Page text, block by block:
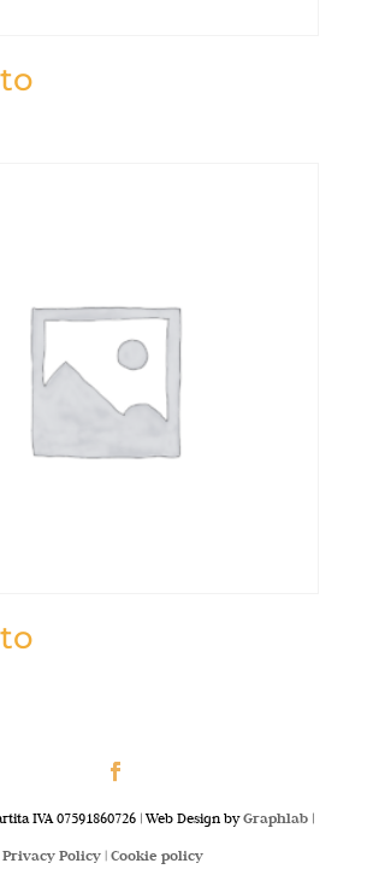
IVA 07591860726 | Web Design byGraphlab|
Privacy Policy |Cookie policy